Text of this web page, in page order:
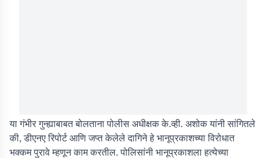
या गंभीर गुन्ह्याबाबत बोलताना पोलीस अधीक्षक के.व्ही. अशोक यांनी सांगितले
की, डीएनए रिपोर्ट आणि जप्त केलेले दागिने हे भानूप्रकाशच्या विरोधात
भक्कम पुरावे म्हणून काम करतील. पोलिसांनी भानूप्रकाशला हत्येच्या